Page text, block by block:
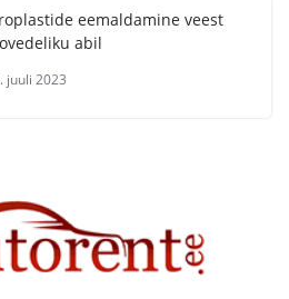
eemaldamine veest
abil
juuli 2023